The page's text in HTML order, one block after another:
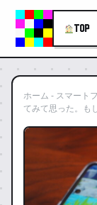
TOP
ホーム - スマート
てみて思った。も